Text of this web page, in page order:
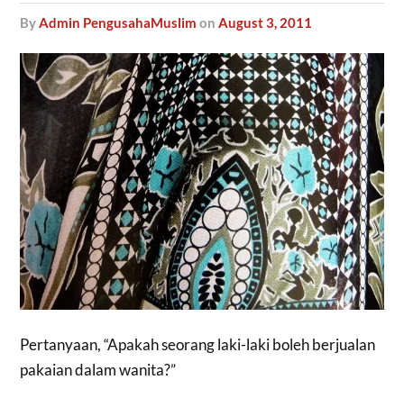
byAdmin PengusahaMuslim onAugust 3, 2011
Pertanyaan, “Apakah seorang laki-laki boleh berjualan
pakaian dalam wanita?”